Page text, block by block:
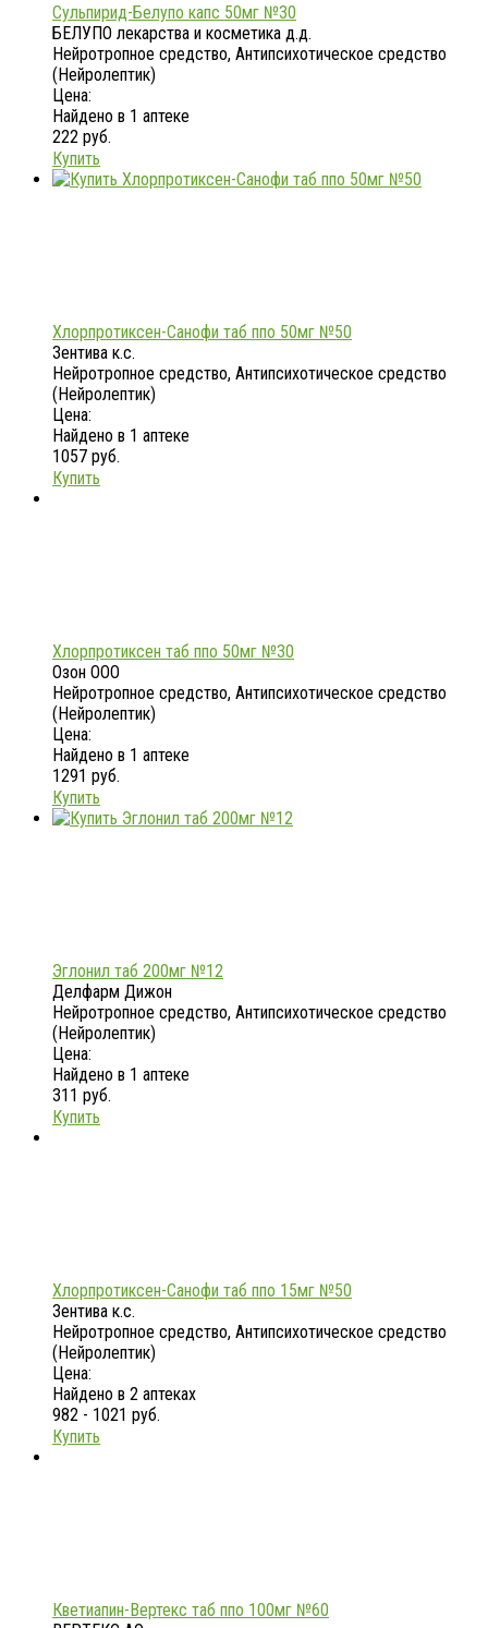
Сульпирид-Белупо капс 50мг №30
БЕЛУПО лекарства и косметика д.д.
Нейротропное средство, Антипсихотическое средство
(Нейролептик)
Цена:
Найдено в 1 аптеке
222 руб.
Купить
Хлорпротиксен-Санофи таб ппо 50мг №50
Зентива к.с.
Нейротропное средство, Антипсихотическое средство
(Нейролептик)
Цена:
Найдено в 1 аптеке
1057 руб.
Купить
Хлорпротиксен таб ппо 50мг №30
Озон ООО
Нейротропное средство, Антипсихотическое средство
(Нейролептик)
Цена:
Найдено в 1 аптеке
1291 руб.
Купить
Эглонил таб 200мг №12
Делфарм Дижон
Нейротропное средство, Антипсихотическое средство
(Нейролептик)
Цена:
Найдено в 1 аптеке
311 руб.
Купить
Хлорпротиксен-Санофи таб ппо 15мг №50
Зентива к.с.
Нейротропное средство, Антипсихотическое средство
(Нейролептик)
Цена:
Найдено в 2 аптеках
982 - 1021 руб.
Купить
Кветиапин-Вертекс таб ппо 100мг №60